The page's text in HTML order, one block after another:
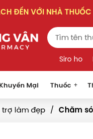
ĐẾN VỚI NHÀ THUỐC
Siro ho
Mại Thuốc
trợ làm đẹp Chăm